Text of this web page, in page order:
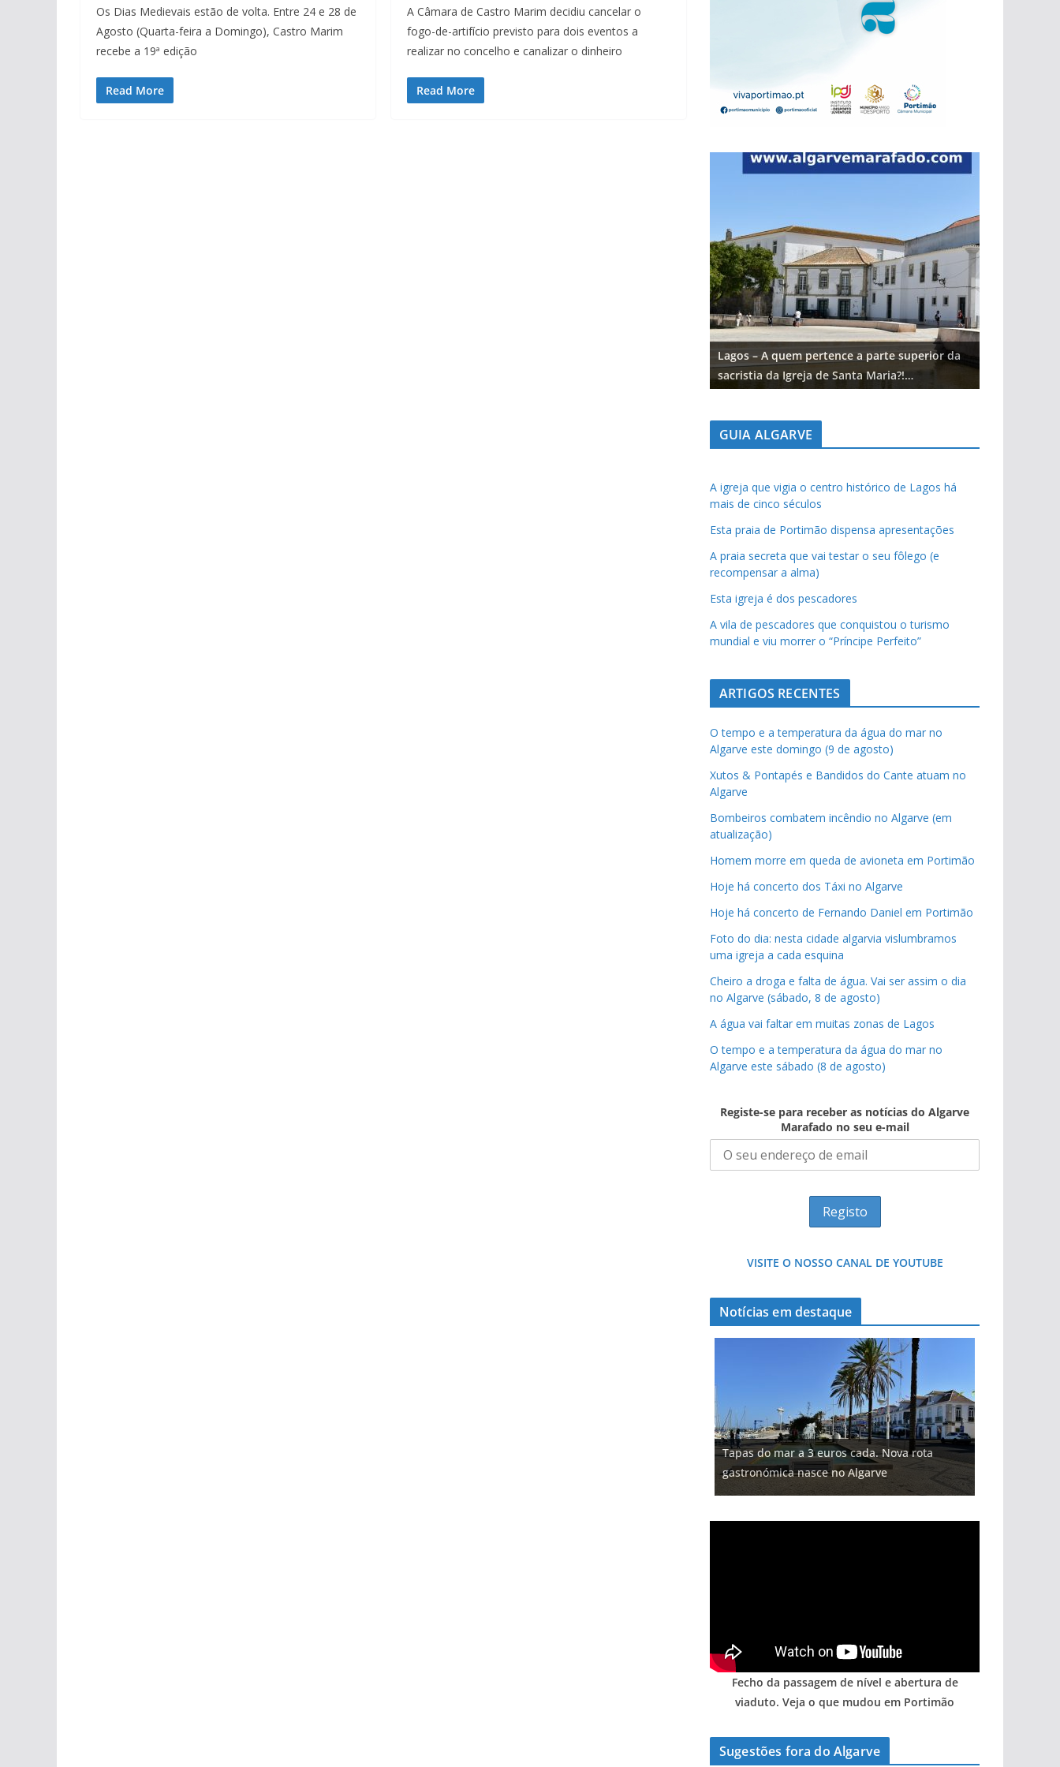
Os Dias Medievais estão de volta. Entre 24 e 28 de
Agosto (Quarta-feira a Domingo), Castro Marim
recebe a 19ª edição
Read More
A Câmara de Castro Marim decidiu cancelar o
fogo-de-artifício previsto para dois eventos a
realizar no concelho e canalizar o dinheiro
Read More
Lagos – A quem pertence a parte superior da
sacristia da Igreja de Santa Maria?!…
GUIA ALGARVE
A igreja que vigia o centro histórico de Lagos há
mais de cinco séculos
Esta praia de Portimão dispensa apresentações
A praia secreta que vai testar o seu fôlego (e
recompensar a alma)
Esta igreja é dos pescadores
A vila de pescadores que conquistou o turismo
mundial e viu morrer o “Príncipe Perfeito”
ARTIGOS RECENTES
O tempo e a temperatura da água do mar no
Algarve este domingo (9 de agosto)
Xutos & Pontapés e Bandidos do Cante atuam no
Algarve
Bombeiros combatem incêndio no Algarve (em
atualização)
Homem morre em queda de avioneta em Portimão
Hoje há concerto dos Táxi no Algarve
Hoje há concerto de Fernando Daniel em Portimão
Foto do dia: nesta cidade algarvia vislumbramos
uma igreja a cada esquina
Cheiro a droga e falta de água. Vai ser assim o dia
no Algarve (sábado, 8 de agosto)
A água vai faltar em muitas zonas de Lagos
O tempo e a temperatura da água do mar no
Algarve este sábado (8 de agosto)
Registe-se para receber as notícias do Algarve
Marafado no seu e-mail
VISITE O NOSSO CANAL DE YOUTUBE
Notícias em destaque
Tapas do mar a 3 euros cada. Nova rota
gastronómica nasce no Algarve
Foto do dia: uma cidade algarvia que cresceu
entre redes e fábricas
Tempestades roubam areia de praias e põem
arribas em risco no Algarve (com vídeo)
Projeto milionário: investimento de 108
milhões de euros na construção de dois
hotéis (com vídeo)
Milagre da água. Fontes emblemáticas do
Algarve voltam a ter vida (com vídeo)
Fecho da passagem de nível e abertura de
viaduto. Veja o que mudou em Portimão
Sugestões fora do Algarve